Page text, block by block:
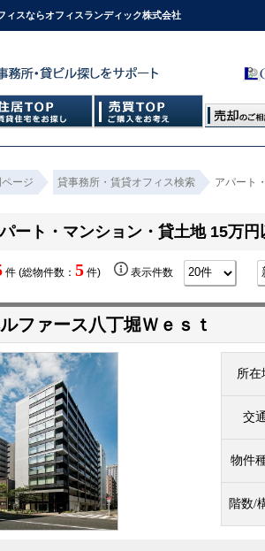
ィスならオフィスランディック株式会社
ージ 貸事務所・賃貸オフィス検索 アパート
ート・マンション・貸土地 15万
件 (総物件数： 5 件) 表示件数
ファース八丁堀Ｗｅｓｔ
所在
交通
物件
階数/